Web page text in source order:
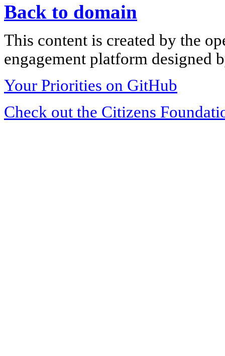
Back to domain
This content is created by the
engagement platform designed
Your Priorities on GitHub
Check out the Citizens